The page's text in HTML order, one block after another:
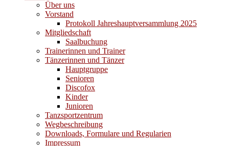
Über uns
Vorstand
Protokoll Jahreshauptversammlung 2025
Mitgliedschaft
Saalbuchung
Trainerinnen und Trainer
Tänzerinnen und Tänzer
Hauptgruppe
Senioren
Discofox
Kinder
Junioren
Tanzsportzentrum
Wegbeschreibung
Downloads, Formulare und Regularien
Impressum